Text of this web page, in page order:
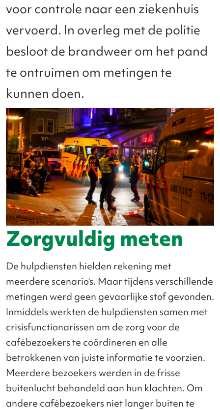
voor controle naar een ziekenhuis
vervoerd. In overleg met de politie
besloot de brandweer om het pand
te ontruimen om metingen te
kunnen doen.
Zorgvuldig meten
De hulpdiensten hielden rekening met
meerdere scenario's. Maar tijdens verschillende
metingen werd geen gevaarlijke stof gevonden.
Inmiddels werkten de hulpdiensten samen met
crisisfunctionarissen om de zorg voor de
cafébezoekers te coördineren en alle
betrokkenen van juiste informatie te voorzien.
Meerdere bezoekers werden in de frisse
buitenlucht behandeld aan hun klachten. Om
andere cafébezoekers niet langer buiten te